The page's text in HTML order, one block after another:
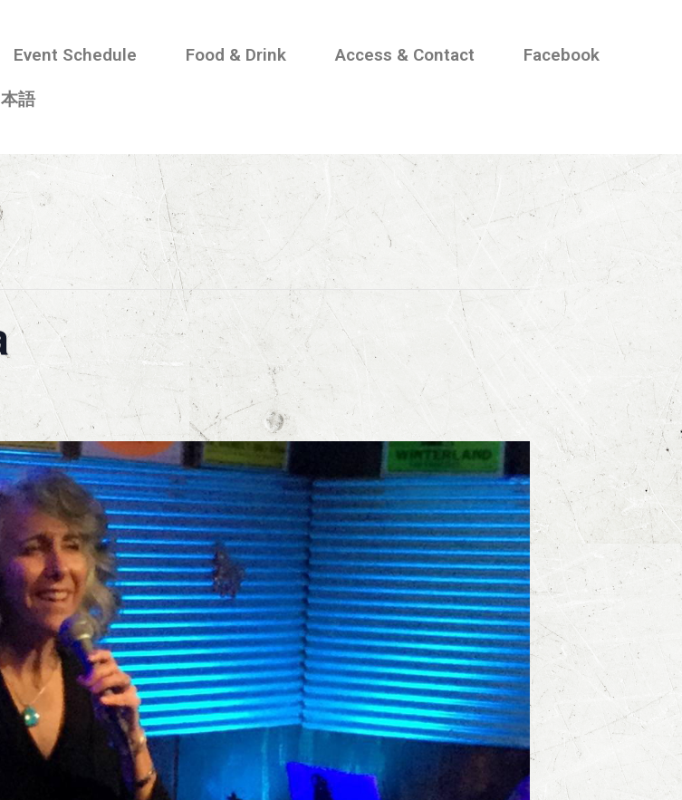
Event Schedule Food & Drink Access & Contact Facebook
本語